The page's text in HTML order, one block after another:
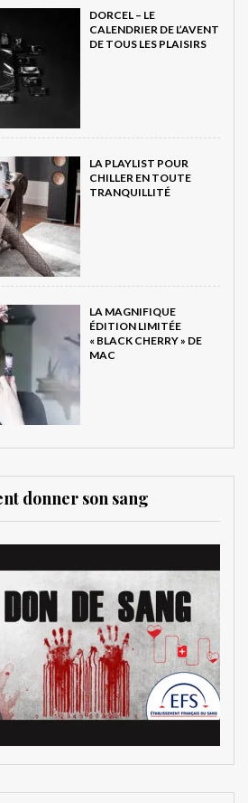
DORCEL – LE
CALENDRIER DE L’AVENT
DE TOUS LES PLAISIRS
LA PLAYLIST POUR
CHILLER EN TOUTE
TRANQUILLITÉ
LA MAGNIFIQUE
ÉDITION LIMITÉE
« BLACK CHERRY » DE
MAC
donner son sang